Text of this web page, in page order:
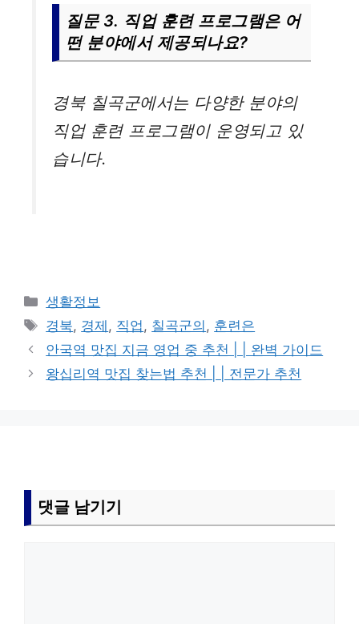
질문 3. 직업 훈련 프로그램은 어
떤 분야에서 제공되나요?
경북 칠곡군에서는 다양한 분야의
직업 훈련 프로그램이 운영되고 있
습니다.
카
테
고
리
생활정보
태
그
경북, 경제 , 직업 , 칠곡군의 , 훈련은
안국역 맛집 지금 영업 중 추천 | | 완벽 가이드
왕십리역 맛집 찾는법 추천 | | 전문가 추천
댓글 남기기